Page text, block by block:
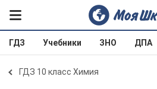
ГДЗ Учебники ЗНО ДПА
ГДЗ 10 класс Химия